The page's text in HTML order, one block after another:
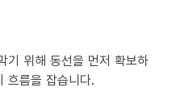
기 위해 동선을 먼저 확보하
흐름을 잡습니다.